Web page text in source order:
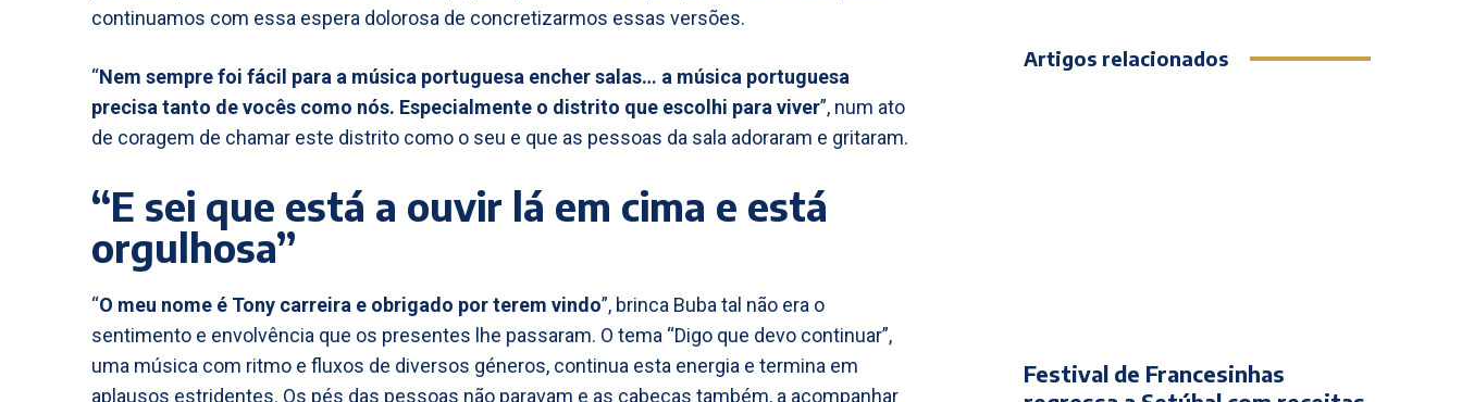
continuamos com essa espera dolorosa de concretizarmos essas versões.
“Nem sempre foi fácil para a música portuguesa encher salas… a música portuguesa
precisa tanto de vocês como nós. Especialmente o distrito que escolhi para viver”, num ato
de coragem de chamar este distrito como o seu e que as pessoas da sala adoraram e gritaram.
“E sei que está a ouvir lá em cima e está
orgulhosa”
“O meu nome é Tony carreira e obrigado por terem vindo”, brinca Buba tal não era o
sentimento e envolvência que os presentes lhe passaram. O tema “Digo que devo continuar”,
uma música com ritmo e fluxos de diversos géneros, continua esta energia e termina em
aplausos estridentes. Os pés das pessoas não paravam e as cabeças também, a acompanhar
Artigos relacionados
Festival de Francesinhas